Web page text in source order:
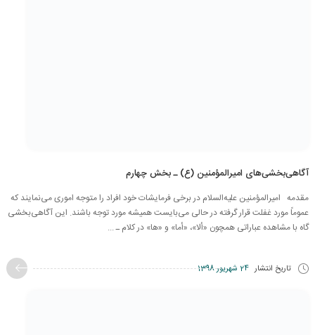
آگاهی‌بخشی‌های امیرالمؤمنین (ع) ـ بخش چهارم
مقدمه امیرالمؤمنین علیه‌السلام در برخی فرمایشات خود افراد را متوجه اموری می‌نمایند که
عموماً مورد غفلت قرار گرفته در حالی می‌بایست همیشه مورد توجه باشند. این آگاهی‌بخشی
گاه با مشاهده عباراتی همچون «ألا»، «أما» و «ها» در کلام ـ ...
تاریخ انتشار 24 شهریور 1398